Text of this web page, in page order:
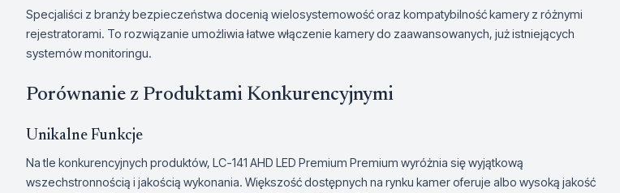
Specjaliści z branży bezpieczeństwa docenią wielosystemowość oraz kompatybilność kamery z różnymi
rejestratorami. To rozwiązanie umożliwia łatwe włączenie kamery do zaawansowanych, już istniejących
systemów monitoringu.
Porównanie z Produktami Konkurencyjnymi
Unikalne Funkcje
Na tle konkurencyjnych produktów, LC-141 AHD LED Premium Premium wyróżnia się wyjątkową
wszechstronnością i jakością wykonania. Większość dostępnych na rynku kamer oferuje albo wysoką jakość